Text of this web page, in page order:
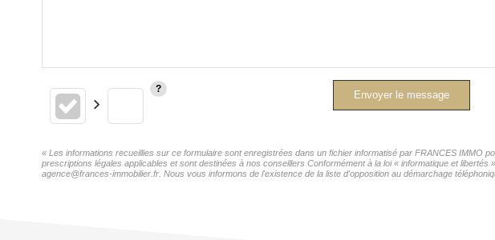
Envoyer le message
« Les informations recueillies sur ce formulaire sont enregistrées dans un fichier informatisé par FRANCES
prescriptions légales applicables et sont destinées à nos conseillers Conformément à la loi « informatique et
agence@frances-immobilier.fr. Nous vous informons de l'existence de la liste d'opposition au démarchage